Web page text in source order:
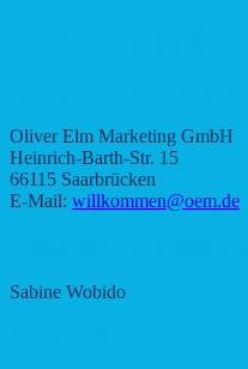
Oliver Elm Marketing GmbH
Heinrich-Barth-Str. 15
66115 Saarbrücken
E-Mail: willkommen@oem.de
Sabine Wobido